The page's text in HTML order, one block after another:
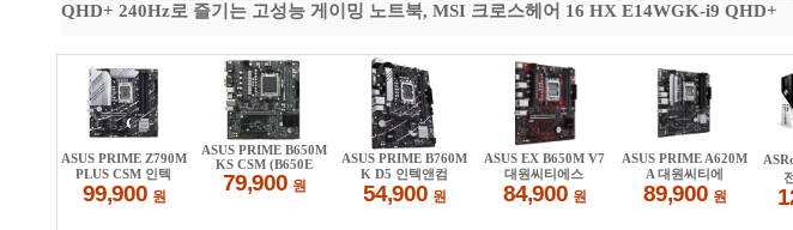
QHD+ 240Hz로 즐기는 고성능 게이밍 노트북, MSI 크로스헤어 16 HX E14WGK-i9 QHD+